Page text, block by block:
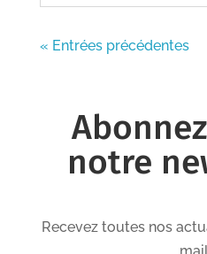
« Entrées précédentes
notre
Recevez toutes nos